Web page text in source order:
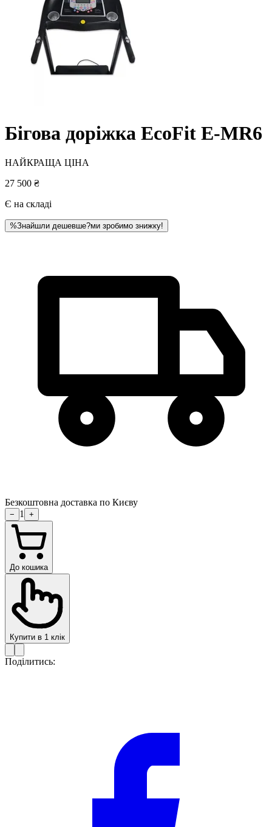
Бігова доріжка EcoFit E-MR6
НАЙКРАЩА ЦІНА
27 500 ₴
Є на складі
%Знайшли дешевше?ми зробимо знижку!
Безкоштовна доставка по Києву
− 1 +
До кошика
Купити в 1 клік
Поділитись: